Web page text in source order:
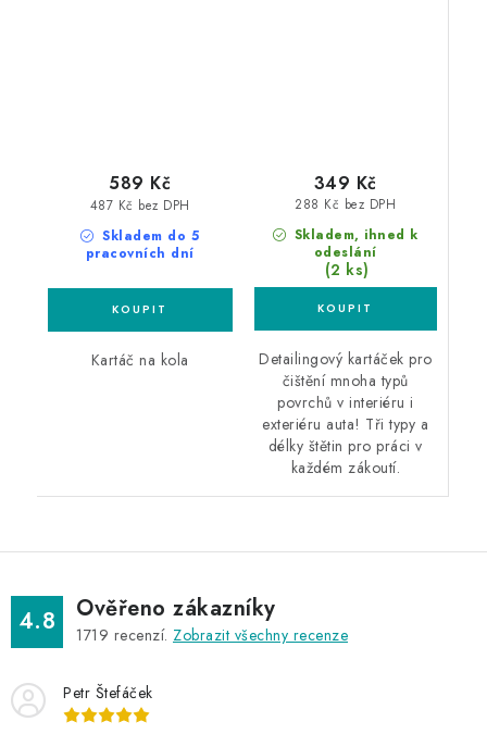
Skladem do 5
pracovních dní
487 Kč bez DPH
589 Kč
Kartáč na kola
Skladem, ihned k
odeslání
(2 ks)
288 Kč bez DPH
349 Kč
Detailingový kartáček pro
čištění mnoha typů
povrchů v interiéru i
exteriéru auta! Tři typy a
délky štětin pro práci v
každém zákoutí.
4.8 Ověřeno zákazníky
1719 recenzí. Zobrazit všechny recenze
Petr Štefáček